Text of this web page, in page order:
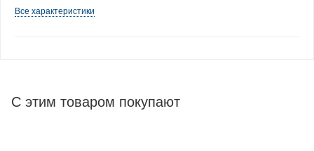
Все характеристики
С этим товаром покупают